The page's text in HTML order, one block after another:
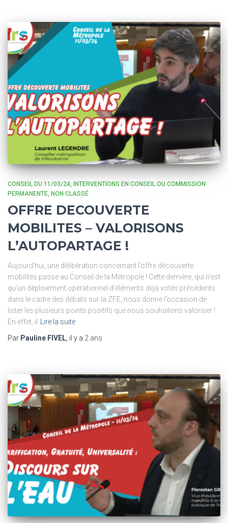
CONSEIL DU 11/03/24
INTERVENTIONS EN CONSEIL OU COMMISSION
PERMANENTE NON CLASSÉ
OFFRE DECOUVERTE
MOBILITES – VALORISONS
L’AUTOPARTAGE !
Aujourd’hui, une délibération concernant l’offre découverte
mobilités passe au Conseil de la Métropole ! Cette dernière, qui n’est
qu’un déploiement opérationnel d’éléments déjà votés précédents
dans le cadre des débats sur la ZFE, nous donne l’occasion de
lister les plusieurs points positifs que nous souhaitons valoriser !
En effet, il
Lire la suite
Par Pauline FIVEL , il y a 2 ans